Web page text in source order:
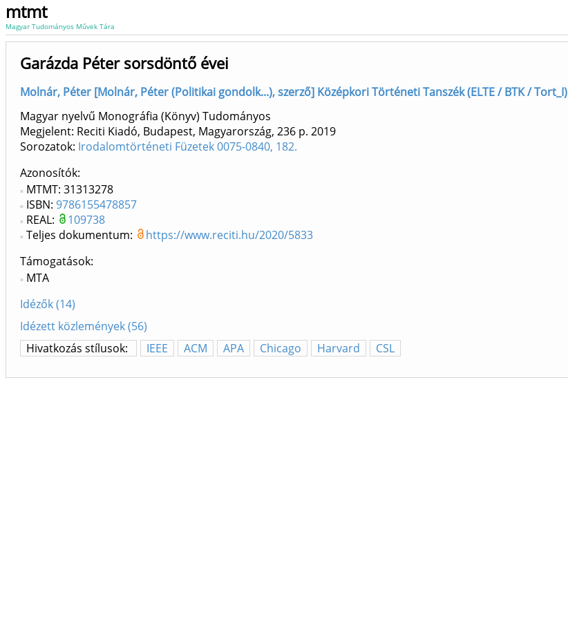
mtmt
Magyar Tudományos Művek Tára
Garázda Péter sorsdöntő évei
Molnár, Péter [Molnár, Péter (Politikai gondolk...), szerző] Középkori Történeti Tanszék (ELTE / BTK / Tort_I)
Magyar nyelvű Monográfia (Könyv) Tudományos
Megjelent: Reciti Kiadó, Budapest, Magyarország, 236 p. 2019
Sorozatok: Irodalomtörténeti Füzetek 0075-0840, 182.
Azonosítók
MTMT: 31313278
ISBN: 9786155478857
REAL:
109738
Teljes dokumentum:
https://www.reciti.hu/2020/5833
Támogatások:
MTA
Idézők (14)
Idézett közlemények (56)
Hivatkozás stílusok:
IEEE ACM APA Chicago Harvard CSL